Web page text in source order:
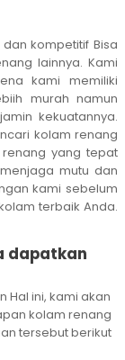
kompetitif Bisa
lainnya. Kami
kami memiliki
murah namun
kekuatannya.
kolam renang
yang tepat
mutu dan
kami sebelum
terbaik Anda.
dapatkan
Hal ini, kami akan
kolam renang
tersebut berikut